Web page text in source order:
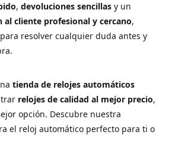
, devoluciones sencillas y un
al cliente profesional y cercano,
resolver cualquier duda antes y
tienda de relojes automáticos
relojes de calidad al mejor precio,
opción. Descubre nuestra
el reloj automático perfecto para ti o